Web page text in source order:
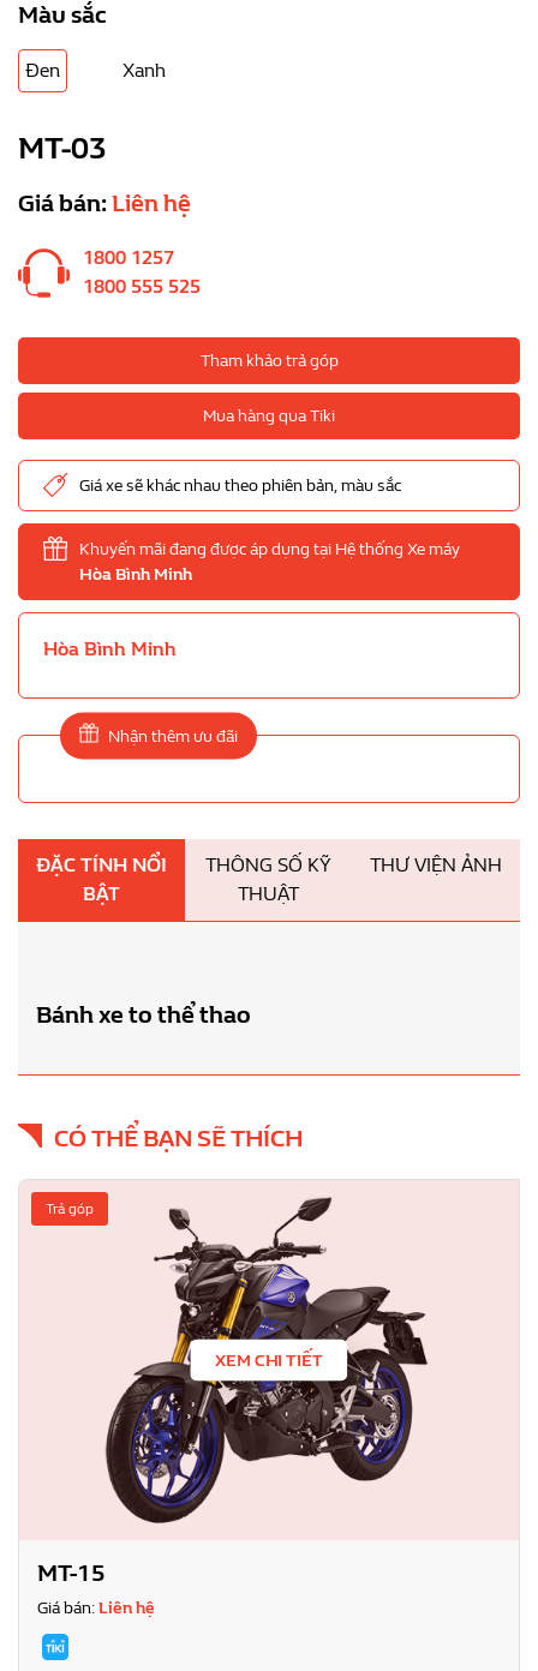
Màu sắc
Đen Xanh
MT-03
Giá bán:Liên hệ
1800 1257
1800 555 525
Tham khảo trả góp
Mua hàng qua Tiki
Giá xe sẽ khác nhau theo phiên bản, màu sắc
Khuyến mãi đang được áp dụng tại Hệ thống Xe máy
Hòa Bình Minh
Hòa Bình Minh
Nhận thêm ưu đãi
ĐẶC TÍNH NỔI
BẬT
THÔNG SỐ KỸ
THUẬT
THƯ VIỆN ẢNH
Bánh xe to thể thao
CÓ THỂ BẠN SẼ THÍCH
XEM CHI TIẾT
Trả góp
MT-15
Giá bán:Liên hệ